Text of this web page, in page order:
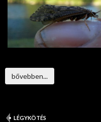
bővebben...
LÉGYKÖTÉS